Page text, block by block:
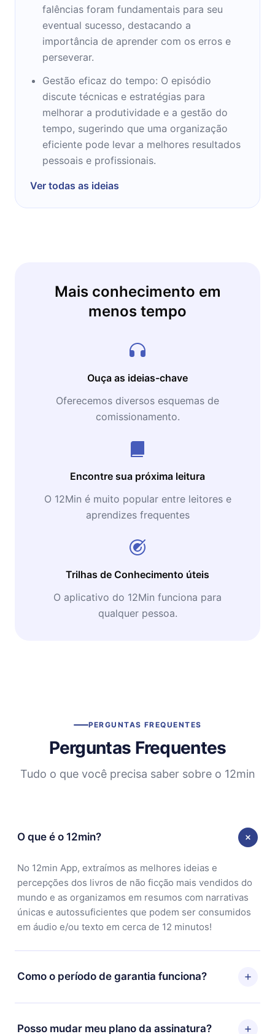
falências foram fundamentais para seu
eventual sucesso, destacando a
importância de aprender com os erros e
perseverar.
Gestão eficaz do tempo: O episódio
discute técnicas e estratégias para
melhorar a produtividade e a gestão do
tempo, sugerindo que uma organização
eficiente pode levar a melhores resultados
pessoais e profissionais.
Ver todas as ideias
Mais conhecimento em
menos tempo
Ouça as ideias-chave
Oferecemos diversos esquemas de
comissionamento.
Encontre sua próxima leitura
O 12Min é muito popular entre leitores e
aprendizes frequentes
Trilhas de Conhecimento úteis
O aplicativo do 12Min funciona para
qualquer pessoa.
PERGUNTAS FREQUENTES
Perguntas Frequentes
Tudo o que você precisa saber sobre o 12min
O que é o 12min?
No 12min App, extraímos as melhores ideias e
percepções dos livros de não ficção mais vendidos do
mundo e as organizamos em resumos com narrativas
únicas e autossuficientes que podem ser consumidos
em áudio e/ou texto em cerca de 12 minutos!
Como o período de garantia funciona?
Você pode baixar nosso aplicativo e começar a
aproveitar nossa biblioteca. Se por algum motivo não
Posso mudar meu plano da assinatura?